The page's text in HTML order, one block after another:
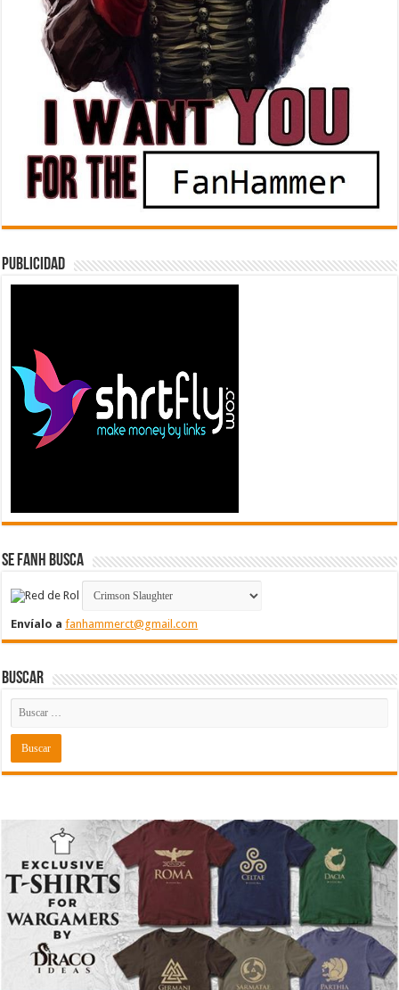
Publicidad
Se FanH Busca
Envíalo afanhammerct@gmail.com
Buscar